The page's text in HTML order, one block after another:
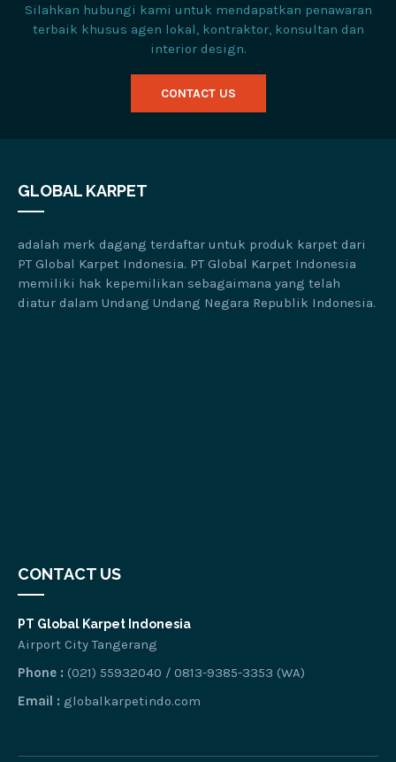
Silahkan hubungi kami untuk mendapatkan penawaran
terbaik khusus agen lokal, kontraktor, konsultan dan
interior design.
CONTACT US
GLOBAL KARPET
adalah merk dagang terdaftar untuk produk karpet dari
PT Global Karpet Indonesia. PT Global Karpet Indonesia
memiliki hak kepemilikan sebagaimana yang telah
diatur dalam Undang Undang Negara Republik Indonesia.
CONTACT US
PT Global Karpet Indonesia
Airport City Tangerang
Phone : (021) 55932040 / 0813-9385-3353 (WA)
Email : globalkarpetindo.com